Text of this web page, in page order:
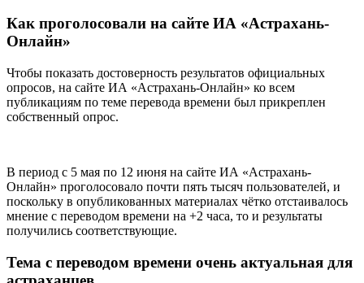
Как проголосовали на сайте ИА «Астрахань-
Онлайн»
Чтобы показать достоверность результатов официальных
опросов, на сайте ИА «Астрахань-Онлайн» ко всем
публикациям по теме перевода времени был прикреплен
собственный опрос.
В период с 5 мая по 12 июня на сайте ИА «Астрахань-
Онлайн» проголосовало почти пять тысяч пользователей, и
поскольку в опубликованных материалах чётко отстаивалось
мнение с переводом времени на +2 часа, то и результаты
получились соответствующие.
Тема с переводом времени очень актуальная для